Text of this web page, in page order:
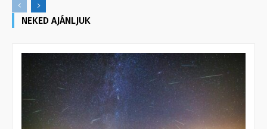
NEKED AJÁNLJUK